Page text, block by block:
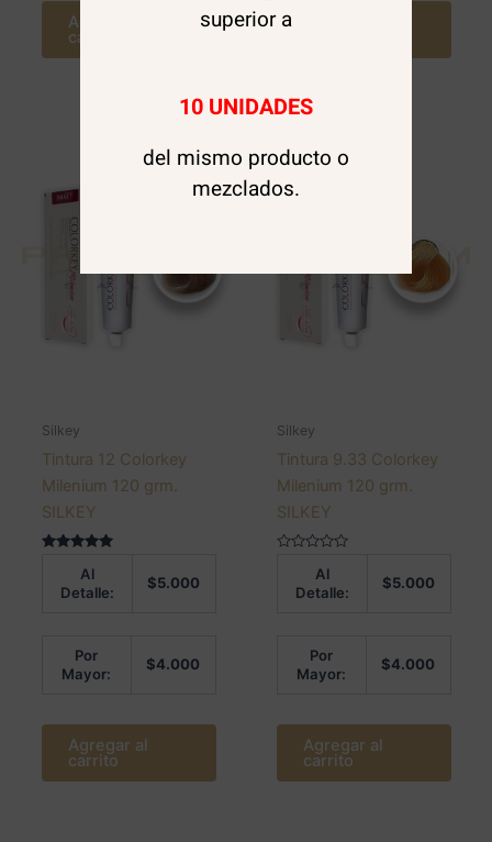
Agregar al
carrito
Silkey
Tintura 12 Colorkey
Milenium 120 grm.
SILKEY
de 5
Al
Detalle:
$5.000
Por
Mayor:
$4.000
Agregar al
carrito
Silkey
Tintura 9.33 Colorkey
Milenium 120 grm.
SILKEY
Al
Detalle:
$5.000
Por
Mayor:
$4.000
Agregar al
carrito
superior a
10 UNIDADES
del mismo producto o
mezclados.